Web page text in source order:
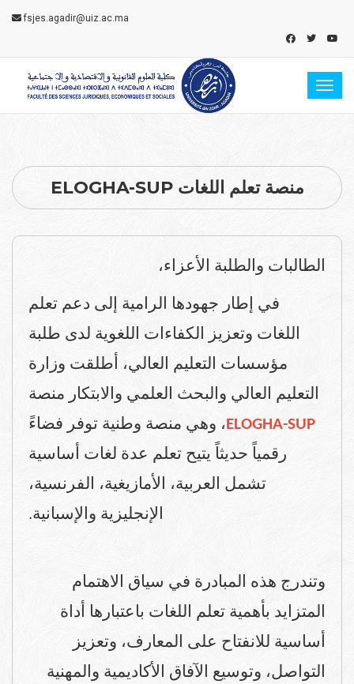
fsjes.agadir@uiz.ac.ma
منصة تعلم اللغات ELOGHA-SUP
الطالبات والطلبة الأعزاء،
في إطار جهودها الرامية إلى دعم تعلم
اللغات وتعزيز الكفاءات اللغوية لدى طلبة
مؤسسات التعليم العالي، أطلقت وزارة
التعليم العالي والبحث العلمي والابتكار منصة
ELOGHA-SUP ، وهي منصة وطنية توفر فضاءً
رقمياً حديثاً يتيح تعلم عدة لغات أساسية
تشمل العربية، الأمازيغية، الفرنسية،
الإنجليزية والإسبانية.
وتندرج هذه المبادرة في سياق الاهتمام
المتزايد بأهمية تعلم اللغات باعتبارها أداة
أساسية للانفتاح على المعارف، وتعزيز
التواصل، وتوسيع الآفاق الأكاديمية والمهنية